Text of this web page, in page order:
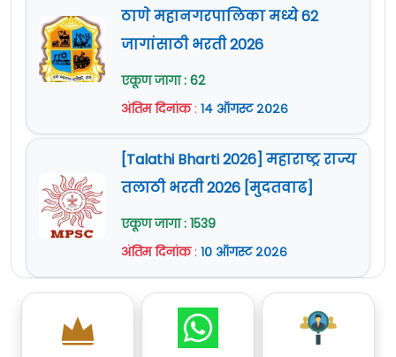
ठाणे महानगरपालिका मध्ये 62
जागांसाठी भरती 2026
एकूण जागा : 62
अंतिम दिनांक: १४ ऑगस्ट २०२६
[Talathi Bharti 2026] महाराष्ट्र राज्य
तलाठी भरती 2026 [मुदतवाढ]
एकूण जागा : 1539
अंतिम दिनांक: १० ऑगस्ट २०२६